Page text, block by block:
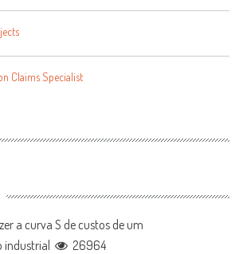
Claims Specialist
a curva S de custos de um
industrial
26964